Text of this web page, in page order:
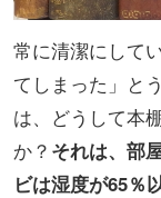
常に清潔にして
てしまった」と
は、どうして本
か？ それは、部
ビは湿度が65％